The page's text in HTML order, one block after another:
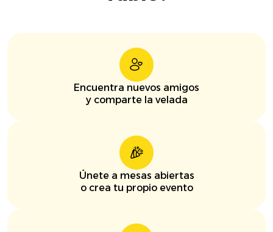
Encuentra nuevos amigos
y comparte la velada
Únete a mesas abiertas
o crea tu propio evento